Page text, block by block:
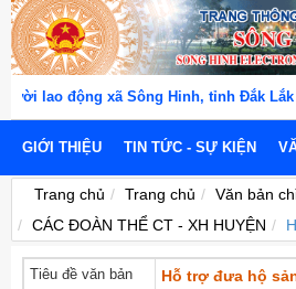
động xã Sông Hinh, tỉnh Đắk Lắk
GIỚI THIỆU TIN TỨC - SỰ KIỆN
Trang chủ Trang chủ
Văn bản
CÁC ĐOÀN THỂ CT - XH HUYỆN
Tiêu đề văn bản Hỗ trợ đưa hộ